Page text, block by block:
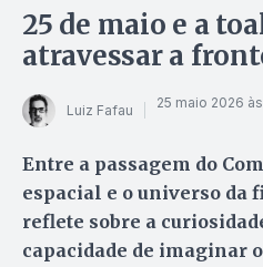
25 de maio e a
atravessar a
Luiz Fafau 25 maio 2026
Entre a passagem do
espacial e o universo da
reflete sobre a
capacidade de imaginar